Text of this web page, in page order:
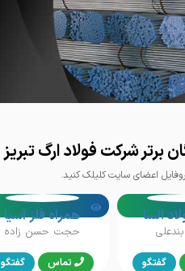
برتر شرکت فولاد ارگ تبریز
اعضای سایت کلیلک کنید.
السا
گفتگو
همراه فلز آسیا
حجت حسن زاده
تماس گفتگو